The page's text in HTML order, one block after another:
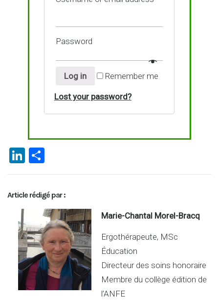
Password
Log in Remember me
Lost your password?
Li
n
ke
dI
ar
ta
g
er
Article rédigé par :
Marie-Chantal Morel-Bracq
Ergothérapeute, MSc
Éducation
Directeur des soins honoraire
Membre du collège édition de
l’ANFE